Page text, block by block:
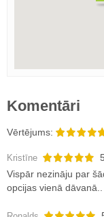
Komentāri
Vērtējums:
Kristīne 5
Vispār nezināju par
opcijas vienā